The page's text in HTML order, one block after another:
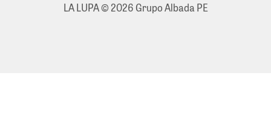
LA LUPA © 2026 Grupo Albada PE